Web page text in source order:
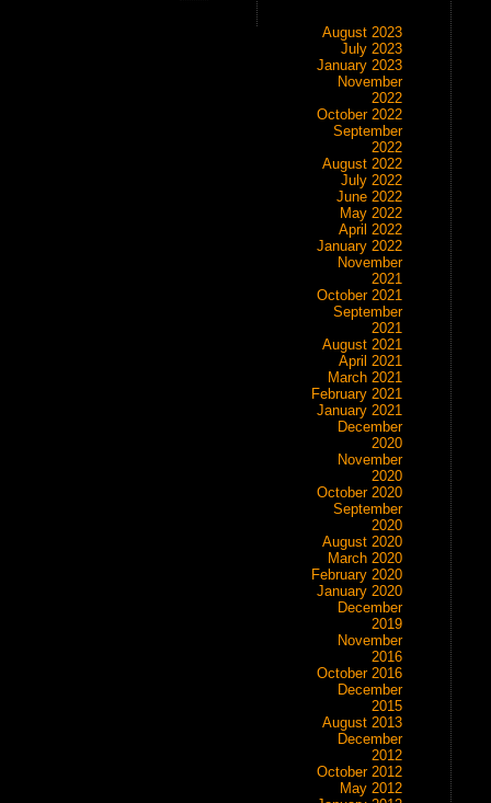
August 2023
July 2023
January 2023
November
2022
October 2022
September
2022
August 2022
July 2022
June 2022
May 2022
April 2022
January 2022
November
2021
October 2021
September
2021
August 2021
April 2021
March 2021
February 2021
January 2021
December
2020
November
2020
October 2020
September
2020
August 2020
March 2020
February 2020
January 2020
December
2019
November
2016
October 2016
December
2015
August 2013
December
2012
October 2012
May 2012